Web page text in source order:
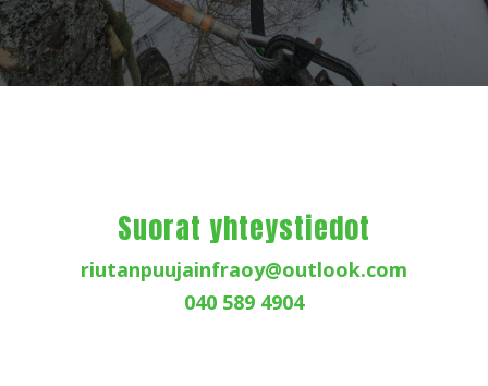
Suorat yhteystiedot
riutanpuujainfraoy@outlook.com
040 589 4904